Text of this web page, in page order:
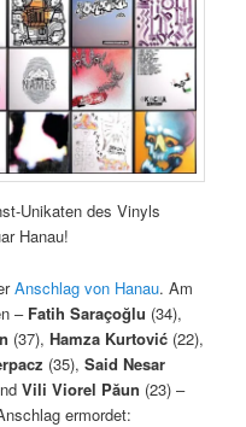
Unikaten des Vinyls
Hanau!
Anschlag von Hanau. Am
– Fatih Saraçoğlu (34),
(37),Hamza Kurtović (22),
(35),Said Nesar
Vili Viorel Păun (23) –
ermordet: